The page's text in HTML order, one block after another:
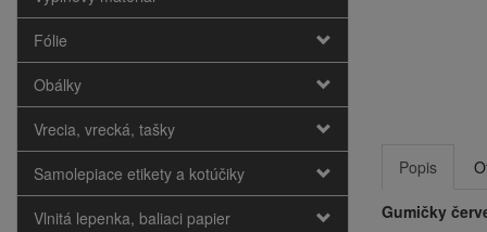
Fólie
Obálky
Vrecia, vrecká, tašky
Samolepiace etikety a kotúčiky
Vlnitá lepenka, baliaci papier
Popis
Gumičky